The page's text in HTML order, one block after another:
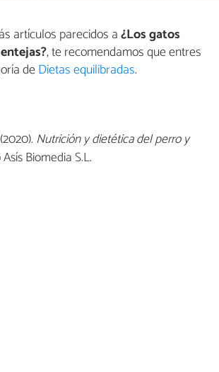
artículos parecidos a¿Los gatos
, te recomendamos que entres
deDietas equilibradas.
Nutrición y dietética del perro y
Biomedia S.L.